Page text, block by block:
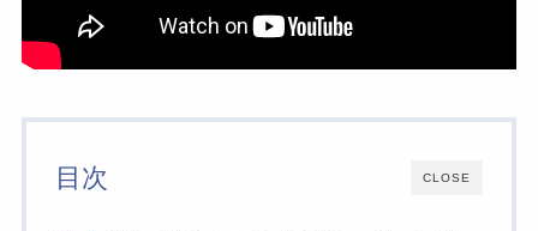
CLOSE
目次